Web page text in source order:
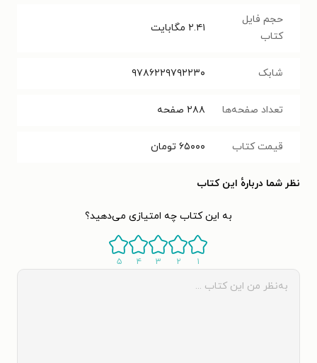
حجم فایل
کتاب
۲.۴۱ مگابایت
شابک ۹۷۸۶۲۲۹۷۹۲۲۳۰
تعداد صفحه‌ها ۲۸۸ صفحه
قیمت کتاب ۶۵۰۰۰ تومان
نظر شما دربارهٔ این کتاب
به این کتاب چه امتیازی می‌دهید؟
۱ ۲ ۳ ۴ ۵